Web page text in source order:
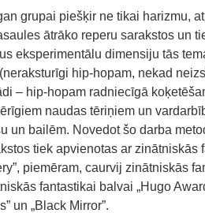
grupai piešķir ne tikai harizmu,
ātrāko reperu sarakstos un
eksperimentālu dimensiju tās
hip-hopam, nekad
– hip-hopam radniecīgā
naudas tēriņiem un
un bailēm. Novedot šo darba
tiek apvienotas ar
piemēram, caurvij zinātniskās
fantastikai balvai „Hugo
un „Black Mirror”.